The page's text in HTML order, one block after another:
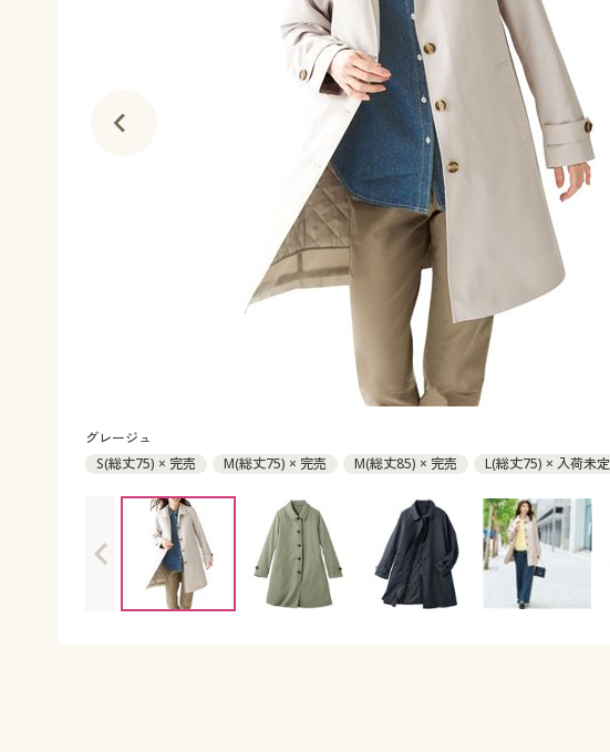
グレージュ
S(総丈75) × 完売
M(総丈75) × 完売 M(総丈85) × 完売
L(総丈75) × 入荷未定
3L(総丈85) × 入荷未定